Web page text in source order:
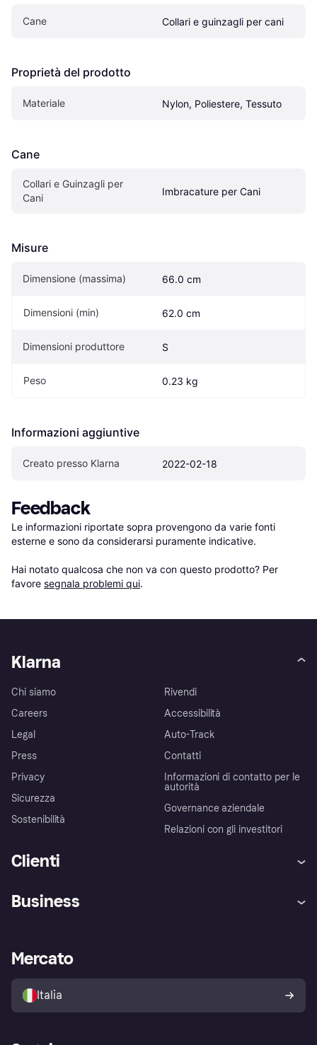
Cane Collari e guinzagli per cani
Proprietà del prodotto
Materiale Nylon, Poliestere, Tessuto
Cane
Collari e Guinzagli per
Cani
Imbracature per Cani
Misure
Dimensione (massima) 66.0 cm
Dimensioni (min) 62.0 cm
Dimensioni produttore S
Peso 0.23 kg
Informazioni aggiuntive
Creato presso Klarna 2022-02-18
Feedback
Le informazioni riportate sopra provengono da varie fonti
esterne e sono da considerarsi puramente indicative.
Hai notato qualcosa che non va con questo prodotto? Per
favore segnala problemi qui.
Klarna
Chi siamo
Careers
Legal
Press
Privacy
Sicurezza
Sostenibilità
Rivendi
Accessibilità
Auto-Track
Contatti
Informazioni di contatto per le
autorità
Governance aziendale
Relazioni con gli investitori
Clienti
Esplora i negozi
Politica di protezione
dell'acquirente Klarna
Business
Accesso aziende
Mercato
Italia